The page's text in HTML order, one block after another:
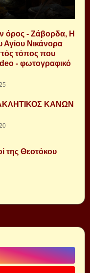
όρος - Ζάβορδα, Η
Αγίου Νικάνορα
τόπος που
- φωτογραφικό
ΚΑΝΩΝ
της Θεοτόκου